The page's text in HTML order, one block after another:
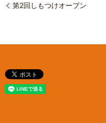
第2回しもつけオープン